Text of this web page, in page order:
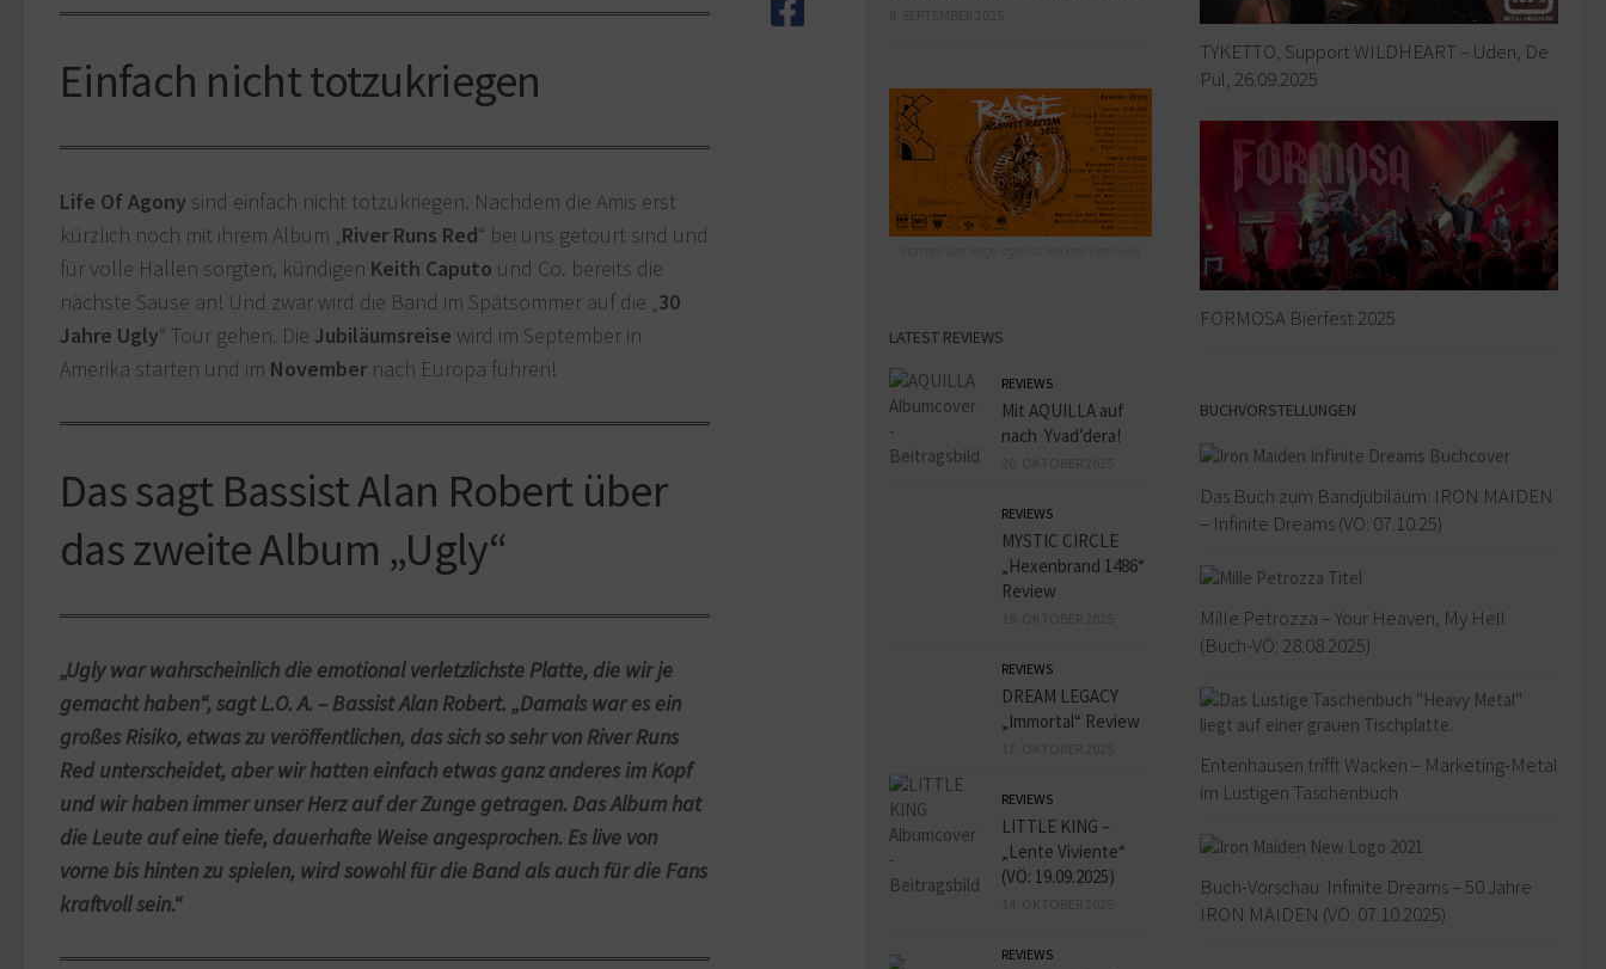
Einfach nicht totzukriegen
Life Of Agony sind einfach nicht totzukriegen. Nachdem die Amis erst
kürzlich noch mit ihrem Album „River Runs Red“ bei uns getourt sind und
für volle Hallen sorgten, kündigen Keith Caputo und Co. bereits die
nächste Sause an! Und zwar wird die Band im Spätsommer auf die „30
Jahre Ugly“ Tour gehen. Die Jubiläumsreise wird im September in
Amerika starten und im November nach Europa führen!
Das sagt Bassist Alan Robert über
das zweite Album „Ugly“
„Ugly war wahrscheinlich die emotional verletzlichste Platte, die wir je
gemacht haben“, sagt L.O. A. – Bassist Alan Robert. „Damals war es ein
großes Risiko, etwas zu veröffentlichen, das sich so sehr von River Runs
Red unterscheidet, aber wir hatten einfach etwas ganz anderes im Kopf
und wir haben immer unser Herz auf der Zunge getragen. Das Album hat
die Leute auf eine tiefe, dauerhafte Weise angesprochen. Es live von
vorne bis hinten zu spielen, wird sowohl für die Band als auch für die Fans
kraftvoll sein.“
TYKETTO, Support WILDHEART – Uden, De
Pul, 26.09.2025
FORMOSA Bierfest 2025
BUCHVORSTELLUNGEN
Das Buch zum Bandjubiläum: IRON MAIDEN
– Infinite Dreams (VÖ: 07.10.25)
Mille Petrozza – Your Heaven, My Hell
(Buch-VÖ: 28.08.2025)
Entenhausen trifft Wacken – Marketing-Metal
im Lustigen Taschenbuch
Buch-Vorschau: Infinite Dreams – 50 Jahre
IRON MAIDEN (VÖ: 07.10.2025)
LATEST REVIEWS
REVIEWS
Mit AQUILLA auf
nach Yvad’dera!
REVIEWS
MYSTIC CIRCLE
„Hexenbrand 1486“
Review
REVIEWS
DREAM LEGACY
„Immortal“ Review
REVIEWS
LITTLE KING –
„Lente Viviente“
(VÖ: 19.09.2025)
REVIEWS